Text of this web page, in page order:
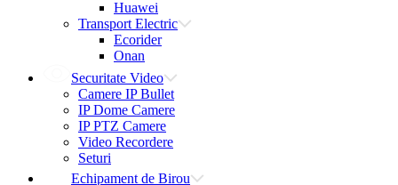
Huawei
Transport Electric
Ecorider
Onan
Securitate Video
Camere IP Bullet
IP Dome Camere
IP PTZ Camere
Video Recordere
Seturi
Echipament de Birou